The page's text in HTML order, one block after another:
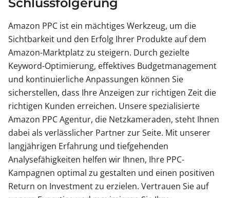
Schlussfolgerung
Amazon PPC ist ein mächtiges Werkzeug, um die
Sichtbarkeit und den Erfolg Ihrer Produkte auf dem
Amazon-Marktplatz zu steigern. Durch gezielte
Keyword-Optimierung, effektives Budgetmanagement
und kontinuierliche Anpassungen können Sie
sicherstellen, dass Ihre Anzeigen zur richtigen Zeit die
richtigen Kunden erreichen. Unsere spezialisierte
Amazon PPC Agentur, die Netzkameraden, steht Ihnen
dabei als verlässlicher Partner zur Seite. Mit unserer
langjährigen Erfahrung und tiefgehenden
Analysefähigkeiten helfen wir Ihnen, Ihre PPC-
Kampagnen optimal zu gestalten und einen positiven
Return on Investment zu erzielen. Vertrauen Sie auf